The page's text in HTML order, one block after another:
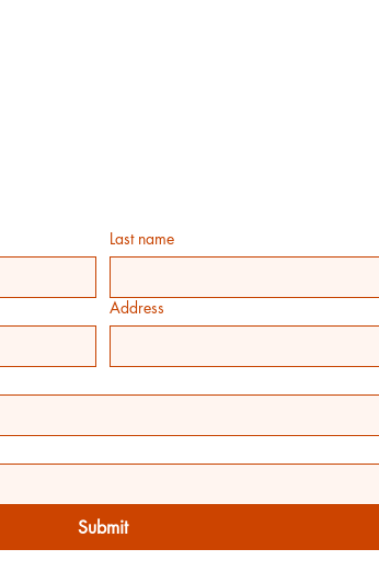
Last name
Address
Submit